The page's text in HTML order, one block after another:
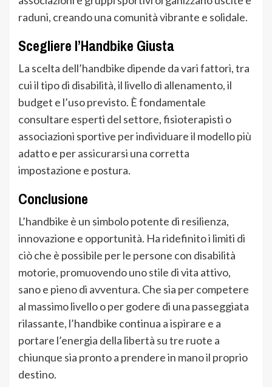
raduni, creando una comunità vibrante e solidale.
Scegliere l’Handbike Giusta
La scelta dell’handbike dipende da vari fattori, tra
cui il tipo di disabilità, il livello di allenamento, il
budget e l’uso previsto. È fondamentale
consultare esperti del settore, fisioterapisti o
associazioni sportive per individuare il modello più
adatto e per assicurarsi una corretta
impostazione e postura.
Conclusione
L’handbike è un simbolo potente di resilienza,
innovazione e opportunità. Ha ridefinito i limiti di
ciò che è possibile per le persone con disabilità
motorie, promuovendo uno stile di vita attivo,
sano e pieno di avventura. Che sia per competere
al massimo livello o per godere di una passeggiata
rilassante, l’handbike continua a ispirare e a
portare l’energia della libertà su tre ruote a
chiunque sia pronto a prendere in mano il proprio
destino.